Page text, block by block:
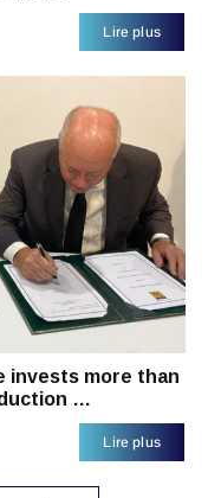
Lire plus
invests more than
…
Lire plus